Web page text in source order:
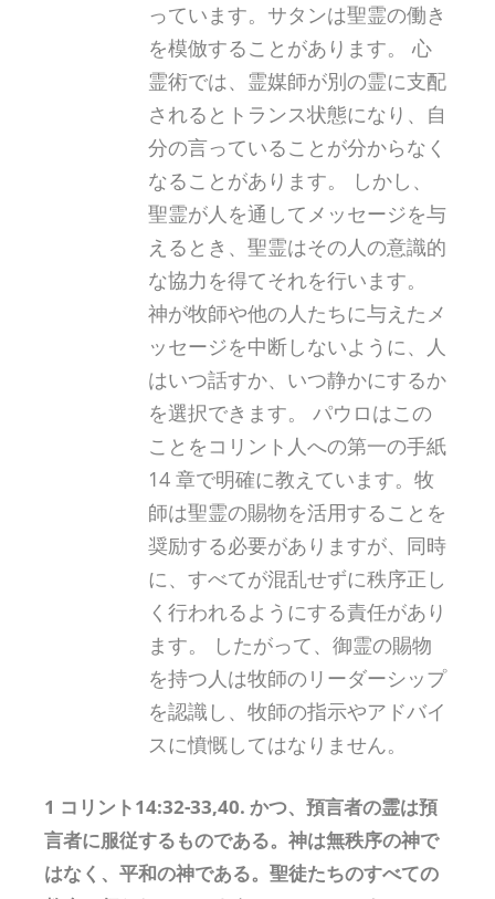
っています。サタンは聖霊の働き
を模倣することがあります。 心
霊術では、霊媒師が別の霊に支配
されるとトランス状態になり、自
分の言っていることが分からなく
なることがあります。 しかし、
聖霊が人を通してメッセージを与
えるとき、聖霊はその人の意識的
な協力を得てそれを行います。
神が牧師や他の人たちに与えたメ
ッセージを中断しないように、人
はいつ話すか、いつ静かにするか
を選択できます。 パウロはこの
ことをコリント人への第一の手紙
14 章で明確に教えています。牧
師は聖霊の賜物を活用することを
奨励する必要がありますが、同時
に、すべてが混乱せずに秩序正し
く行われるようにする責任があり
ます。 したがって、御霊の賜物
を持つ人は牧師のリーダーシップ
を認識し、牧師の指示やアドバイ
スに憤慨してはなりません。
1 コリント14:32-33,40. かつ、預言者の霊は預
言者に服従するものである。神は無秩序の神で
はなく、平和の神である。聖徒たちのすべての